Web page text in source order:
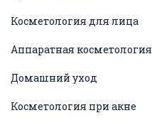
Косметология для лица
Аппаратная косметология
Домашний уход
Косметология при акне